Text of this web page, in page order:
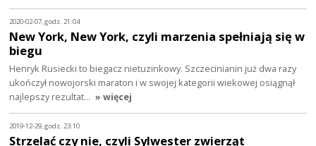
2020-02-07, godz. 21:04
New York, New York, czyli marzenia spełniają się w
biegu
Henryk Rusiecki to biegacz nietuzinkowy. Szczecinianin już dwa razy
ukończył nowojorski maraton i w swojej kategorii wiekowej osiągnął
najlepszy rezultat… » więcej
2019-12-29, godz. 23:10
Strzelać czy nie, czyli Sylwester zwierząt